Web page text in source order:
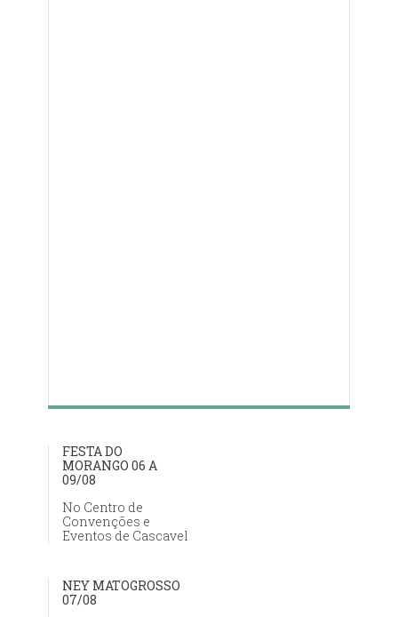
FESTA DO
MORANGO 06 A
09/08
No Centro de
Convenções e
Eventos de Cascavel
NEY MATOGROSSO
07/08